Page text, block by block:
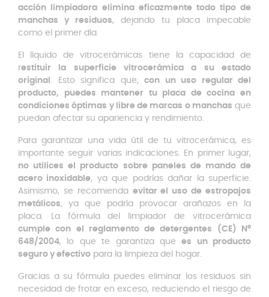
acción limpiadora elimina eficazmente todo tipo de
manchas y residuos, dejando tu placa impecable
como el primer día.
El líquido de vitrocerámicas tiene la capacidad de
restituir la superficie vitrocerámica a su estado
original . Esto significa que, con un uso regular del
producto, puedes mantener tu placa de cocina en
condiciones óptimas y libre de marcas o manchas que
puedan afectar su apariencia y rendimiento.
Para garantizar una vida útil de tu vitrocerámica, es
importante seguir varias indicaciones. En primer lugar,
no utilices el producto sobre paneles de mando de
acero inoxidable, ya que podrías dañar la superficie.
Asimismo, se recomienda evitar el uso de estropajos
metálicos, ya que podría provocar arañazos en la
placa. La fórmula del limpiador de vitrocerámica
cumple con el reglamento de detergentes (CE) Nº
648/2004, lo que te garantiza quees un producto
seguro y efectivo para la limpieza del hogar.
Gracias a su fórmula puedes eliminar los residuos sin
necesidad de frotar en exceso, reduciendo el riesgo de